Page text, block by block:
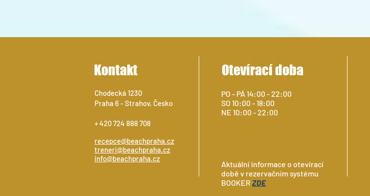
Kontakt
Chodecká 1230
Praha 6 - Strahov, Česko
+ 420 724 888 708
recepce@beachpraha.cz
treneri@beachpraha.cz
info@beachpraha.cz
Otevírací doba
PO - PÁ 14:00 - 22:00
SO 10:00 - 18:00
NE 10:00 - 22:00
Aktuální informace o otevírací
době v rezervačním systému
BOOKER ZDE